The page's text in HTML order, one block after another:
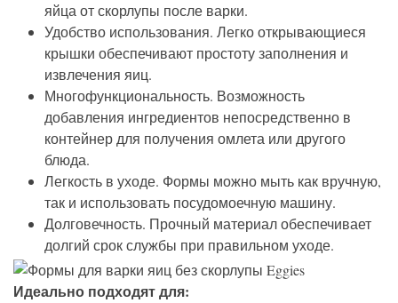
яйца от скорлупы после варки.
Удобство использования. Легко открывающиеся
крышки обеспечивают простоту заполнения и
извлечения яиц.
Многофункциональность. Возможность
добавления ингредиентов непосредственно в
контейнер для получения омлета или другого
блюда.
Легкость в уходе. Формы можно мыть как вручную,
так и использовать посудомоечную машину.
Долговечность. Прочный материал обеспечивает
долгий срок службы при правильном уходе.
Идеально подходят для: